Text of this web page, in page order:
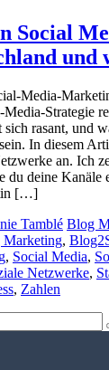
Social
und
Media-
Media-Strategie
rasant, und
In diesem
an. Ich
deine Kanäle
[…]
Tamblé Blog
,
, Social Media,
Netzwerke,
, Zahlen